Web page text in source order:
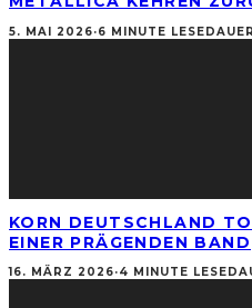
5. MAI 2026·6 MINUTE LESEDAUER
KORN DEUTSCHLAND
EINER PRÄGENDEN BAND
16. MÄRZ 2026·4 MINUTE